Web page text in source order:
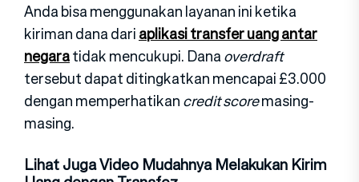
Anda bisa menggunakan layanan ini ketika
kiriman dana dariaplikasi transfer uang antar
negaratidak mencukupi. Danaoverdraft
tersebut dapat ditingkatkan mencapai £3.000
dengan memperhatikancredit scoremasing-
masing.
Lihat Juga Video Mudahnya Melakukan Kirim